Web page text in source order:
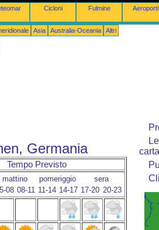
Cicloni Fulmine Aeroporti
Asia Australia-Oceania Altri
Germania
Tempo Previsto
mattino pomeriggio
sera
08 08-11 11-14 14-17 17-20 20-23